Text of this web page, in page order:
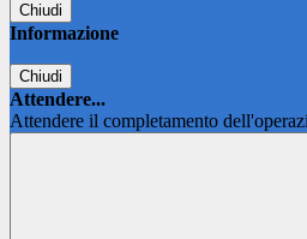
Chiudi
Informazione
Chiudi
Attendere...
Attendere il completamento